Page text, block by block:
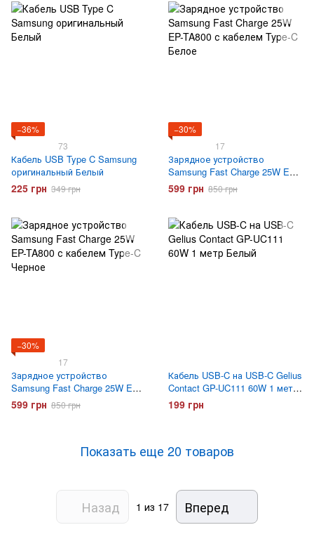
−36%
73
Кабель USB Type C Samsung
оригинальный Белый
225 грн 349 грн
−30%
17
Зарядное устройство
Samsung Fast Charge 25W EP-
TA800 с кабелем Type-C Белое
599 грн 850 грн
−30%
17
Зарядное устройство
Samsung Fast Charge 25W EP-
TA800 с кабелем Type-C
Черное
599 грн 850 грн
Кабель USB-C на USB-C Gelius
Contact GP-UC111 60W 1 метр
Белый
199 грн
Показать еще 20 товаров
Назад 1 из 17 Вперед